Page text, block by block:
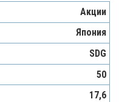
Акции
Япония
SDG
50
17,6